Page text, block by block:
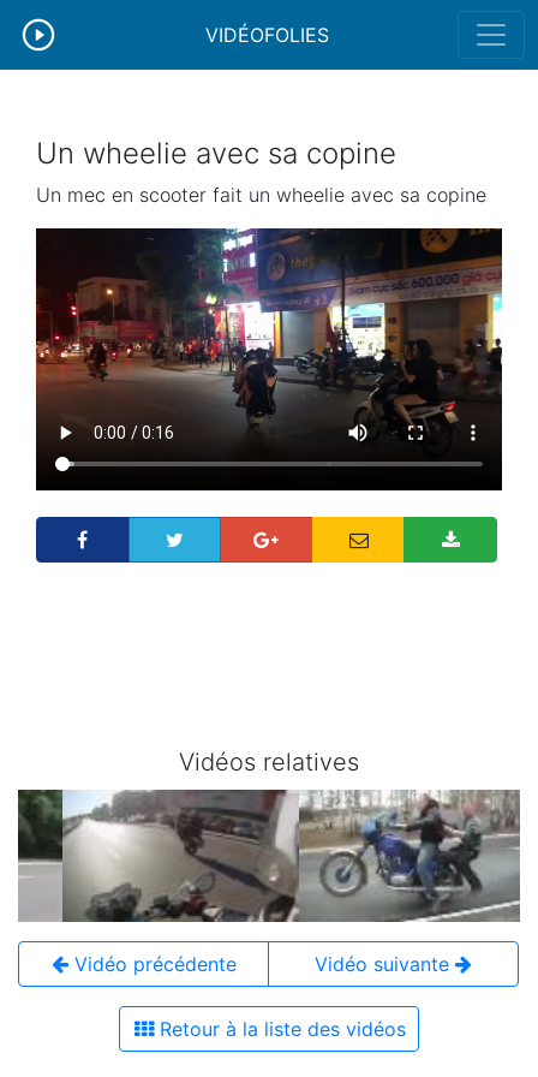
VIDÉOFOLIES
Un wheelie avec sa copine
Un mec en scooter fait un wheelie avec sa copine
Vidéos relatives
Vidéo précédente Vidéo suivante
Retour à la liste des vidéos